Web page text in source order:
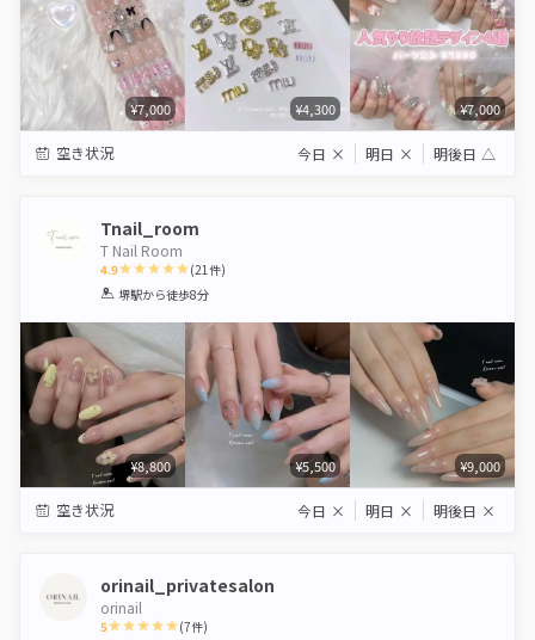
¥7,000 ¥4,300 ¥7,000
空き状況 今日 × 明日 × 明後日 △
Tnail_room
T Nail Room
4.9
1 2 3 4 5
(21件)
堺駅から徒歩8分
¥8,800 ¥5,500 ¥9,000
空き状況 今日 × 明日 × 明後日 ×
orinail_privatesalon
orinail
5 (7件)